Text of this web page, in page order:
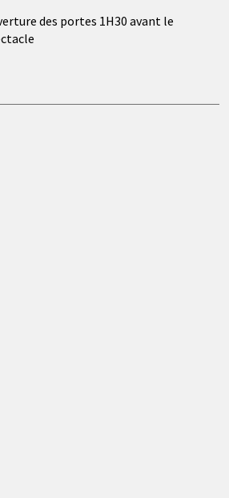
des portes 1H30 avant le